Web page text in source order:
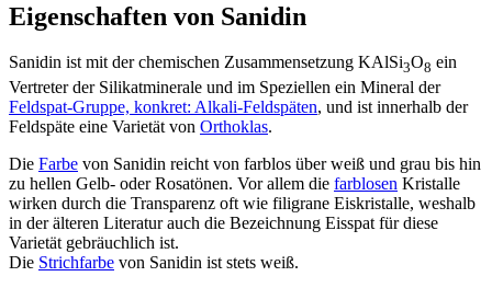
Eigenschaften von Sanidin
Sanidin ist mit der chemischen Zusammensetzung KAlSi3O8 ein
Vertreter der Silikatminerale und im Speziellen ein Mineral der
Feldspat-Gruppe, konkret: Alkali-Feldspäten, und ist innerhalb der
Feldspäte eine Varietät von Orthoklas.
Die Farbe von Sanidin reicht von farblos über weiß und grau bis hin
zu hellen Gelb- oder Rosatönen. Vor allem die farblosen Kristalle
wirken durch die Transparenz oft wie filigrane Eiskristalle, weshalb
in der älteren Literatur auch die Bezeichnung Eisspat für diese
Varietät gebräuchlich ist.
Die Strichfarbe von Sanidin ist stets weiß.